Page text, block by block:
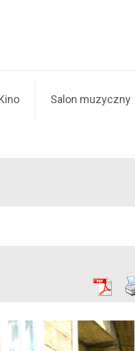
Salon muzyczny